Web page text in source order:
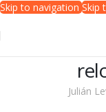
Skip to navigationSkip
Julián